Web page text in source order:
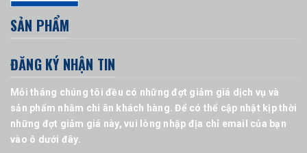
SẢN PHẨM
ĐĂNG KÝ NHẬN TIN
Mỗi tháng chúng tôi đều có những đợt giảm giá dịch vụ và
sản phẩm nhằm chi ân khách hàng. Để có thể cập nhật kịp thời
những đợt giảm giá này, vui lòng nhập địa chỉ email của bạn
vào ô dưới đây.